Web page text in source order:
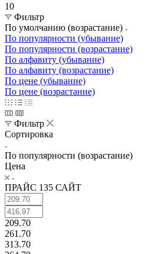
10
Фильтр
По умолчанию (возрастание)
По популярности (убывание)
По популярности (возрастание)
По алфавиту (убывание)
По алфавиту (возрастание)
По цене (убывание)
По цене (возрастание)
Фильтр
Сортировка
По популярности (возрастание)
Цена
ПРАЙС 135 САЙТ
209.70
261.70
313.70